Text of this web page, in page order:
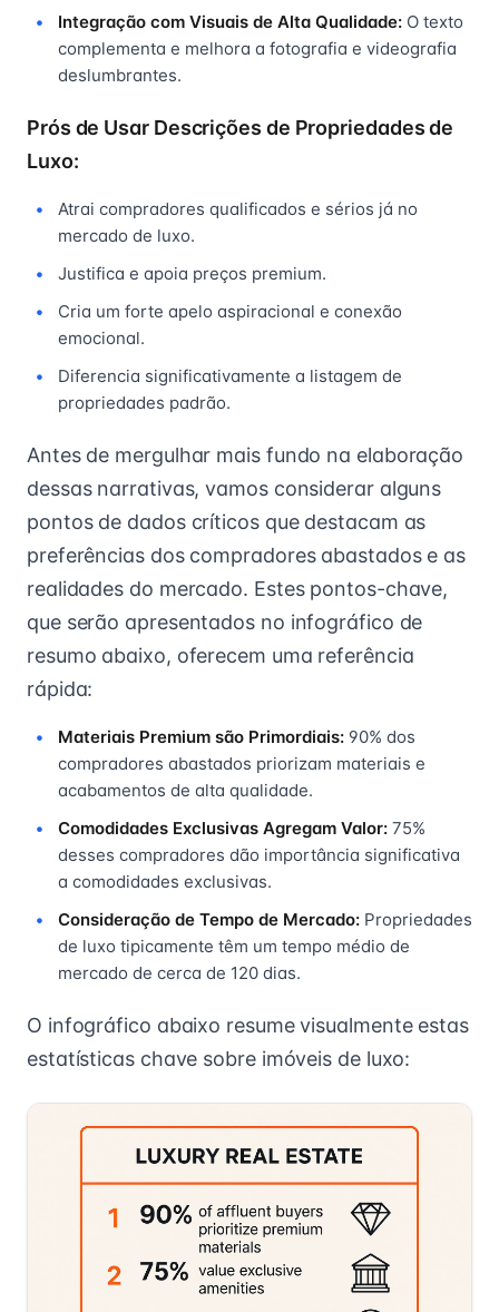
Integração com Visuais de Alta Qualidade: O texto
complementa e melhora a fotografia e videografia
deslumbrantes.
Prós de Usar Descrições de Propriedades de
Luxo:
Atrai compradores qualificados e sérios já no
mercado de luxo.
Justifica e apoia preços premium.
Cria um forte apelo aspiracional e conexão
emocional.
Diferencia significativamente a listagem de
propriedades padrão.
Antes de mergulhar mais fundo na elaboração
dessas narrativas, vamos considerar alguns
pontos de dados críticos que destacam as
preferências dos compradores abastados e as
realidades do mercado. Estes pontos-chave,
que serão apresentados no infográfico de
resumo abaixo, oferecem uma referência
rápida:
Materiais Premium são Primordiais: 90% dos
compradores abastados priorizam materiais e
acabamentos de alta qualidade.
Comodidades Exclusivas Agregam Valor: 75%
desses compradores dão importância significativa
a comodidades exclusivas.
Consideração de Tempo de Mercado: Propriedades
de luxo tipicamente têm um tempo médio de
mercado de cerca de 120 dias.
O infográfico abaixo resume visualmente estas
estatísticas chave sobre imóveis de luxo: